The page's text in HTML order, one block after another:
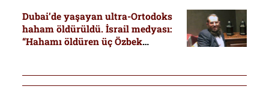
Dubai’de yaşayan ultra-Ortodoks
haham öldürüldü. İsrail medyası:
“Hahamı öldüren üç Özbek